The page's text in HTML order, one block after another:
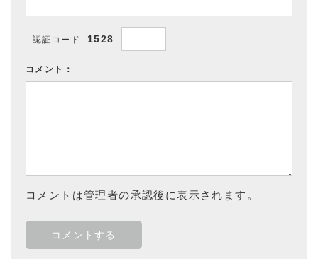
認証コード 1528
コメント：
コメントは管理者の承認後に表示されます。